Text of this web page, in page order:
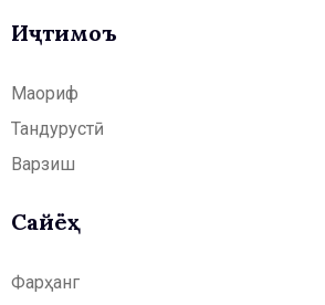
Иҷтимоъ
Маориф
Тандурустӣ
Варзиш
Сайёҳӣ
Фарҳанг